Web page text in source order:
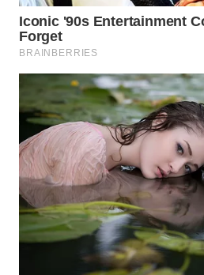
WAHANA
TANI
ADVOKAT
WAHANA
INFRASTRUKTUR
WAHANA
KONSUMEN
WAHANA